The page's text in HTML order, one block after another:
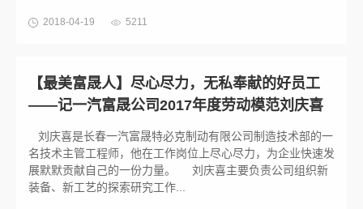
2018-04-19 5211
【最美富晟人】尽心尽力，无私奉献的好员工
——记一汽富晟公司2017年度劳动模范刘庆喜
刘庆喜是长春一汽富晟特必克制动有限公司制造技术部的一
名技术主管工程师，他在工作岗位上尽心尽力，为企业快速发
展默默贡献自己的一份力量。 刘庆喜主要负责公司组织新
装备、新工艺的探索研究工作...